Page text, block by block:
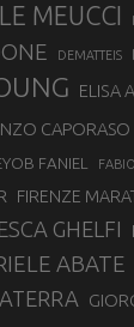
MEUCCI
DEMATTEIS
ELISA
CAPORASO
FANIEL
FIRENZE
GHELFI
ABATE